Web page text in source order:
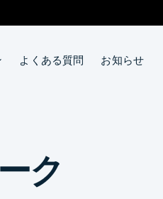
よくある質問 お知らせ
ク